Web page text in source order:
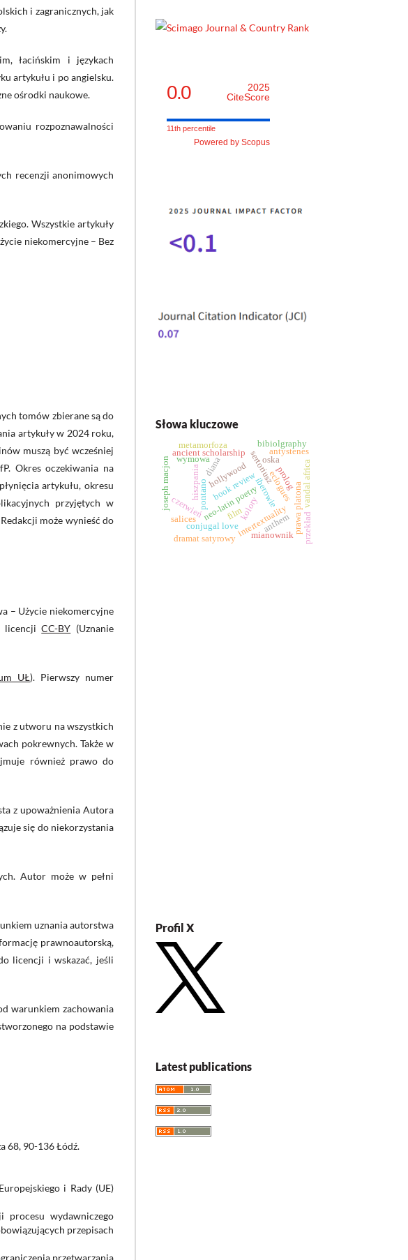
i zagranicznych, jak
łacińskim i językach
artykułu i po angielsku.
ośrodki naukowe.
rozpoznawalności
recenzji anonimowych
Wszystkie artykuły
niekomercyjne – Bez
tomów zbierane są do
artykuły w 2024 roku,
muszą być wcześniej
Okres oczekiwania na
artykułu, okresu
przyjętych w
może wynieść do
– Użycie niekomercyjne
licencjiCC-BY (Uznanie
UŁ). Pierwszy numer
z utworu na wszystkich
pokrewnych. Także w
również prawo do
z upoważnienia Autora
się do niekorzystania
Autor może w pełni
uznania autorstwa
prawnoautorską,
licencji i wskazać, jeśli
warunkiem zachowania
na podstawie
68, 90-136 Łódź.
i Rady (UE)
procesu wydawniczego
przepisach
przetwarzania
0.0
2025
CiteScore
11th percentile
Powered by Scopus
Słowa kluczowe
sertoriusz
iberowie
diana oska
hiszpania book review
ancient scholarship
pontanoneo-latin poetry eclogues
conjugal loveintertextuality
prolog
antystenes
prawa platona
dramat satyrowy mianownik
kolory
czerwień
hollywood
film
bibiolgraphy
joseph macjon
anthem
vandal africa
metamorfoza
salices przekład
wymowa
Profil X
Latest publications